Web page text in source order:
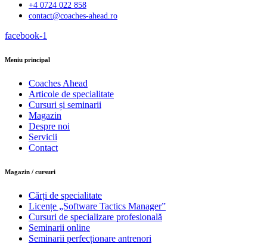
+4 0724 022 858
contact@coaches-ahead.ro
facebook-1
Meniu principal
Coaches Ahead
Articole de specialitate
Cursuri și seminarii
Magazin
Despre noi
Servicii
Contact
Magazin / cursuri
Cărți de specialitate
Licențe „Software Tactics Manager”
Cursuri de specializare profesională
Seminarii online
Seminarii perfecționare antrenori